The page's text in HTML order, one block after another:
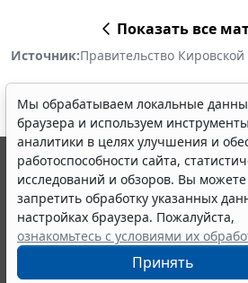
Показать все
Источник:Правительство Кировской
Мы обрабатываем локальные
браузера и используем инструменты
аналитики в целях улучшения и
работоспособности сайта,
исследований и обзоров. Вы можете
запретить обработку указанных
настройках браузера. Пожалуйста,
ознакомьтесь с условиями их
Принять
© ООО "НПП "ГАРАНТ-СЕРВИС", 2026.
выпускается с 1990 года. Компания
являются участниками Российской
информации ГАРАНТ.
Портал ГАРАНТ.РУ зарегистрирован в
издания Федеральной службой по